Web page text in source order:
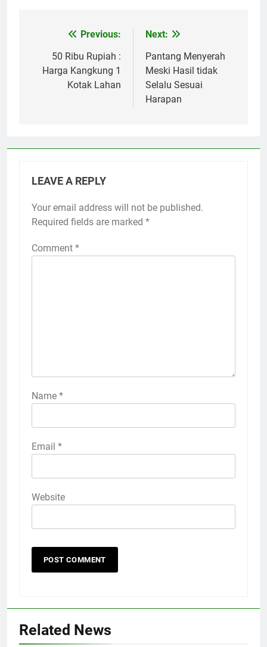
navigation
Previous:
50 Ribu Rupiah :
Harga Kangkung 1
Kotak Lahan
Next:
Pantang Menyerah
Meski Hasil tidak
Selalu Sesuai
Harapan
LEAVE A REPLY
Your email address will not be published.
Required fields are marked *
Comment *
Name *
Email *
Website
Related News